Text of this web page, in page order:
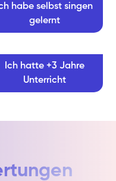
habe selbst singen
gelernt
Ich hatte +3 Jahre
Unterricht